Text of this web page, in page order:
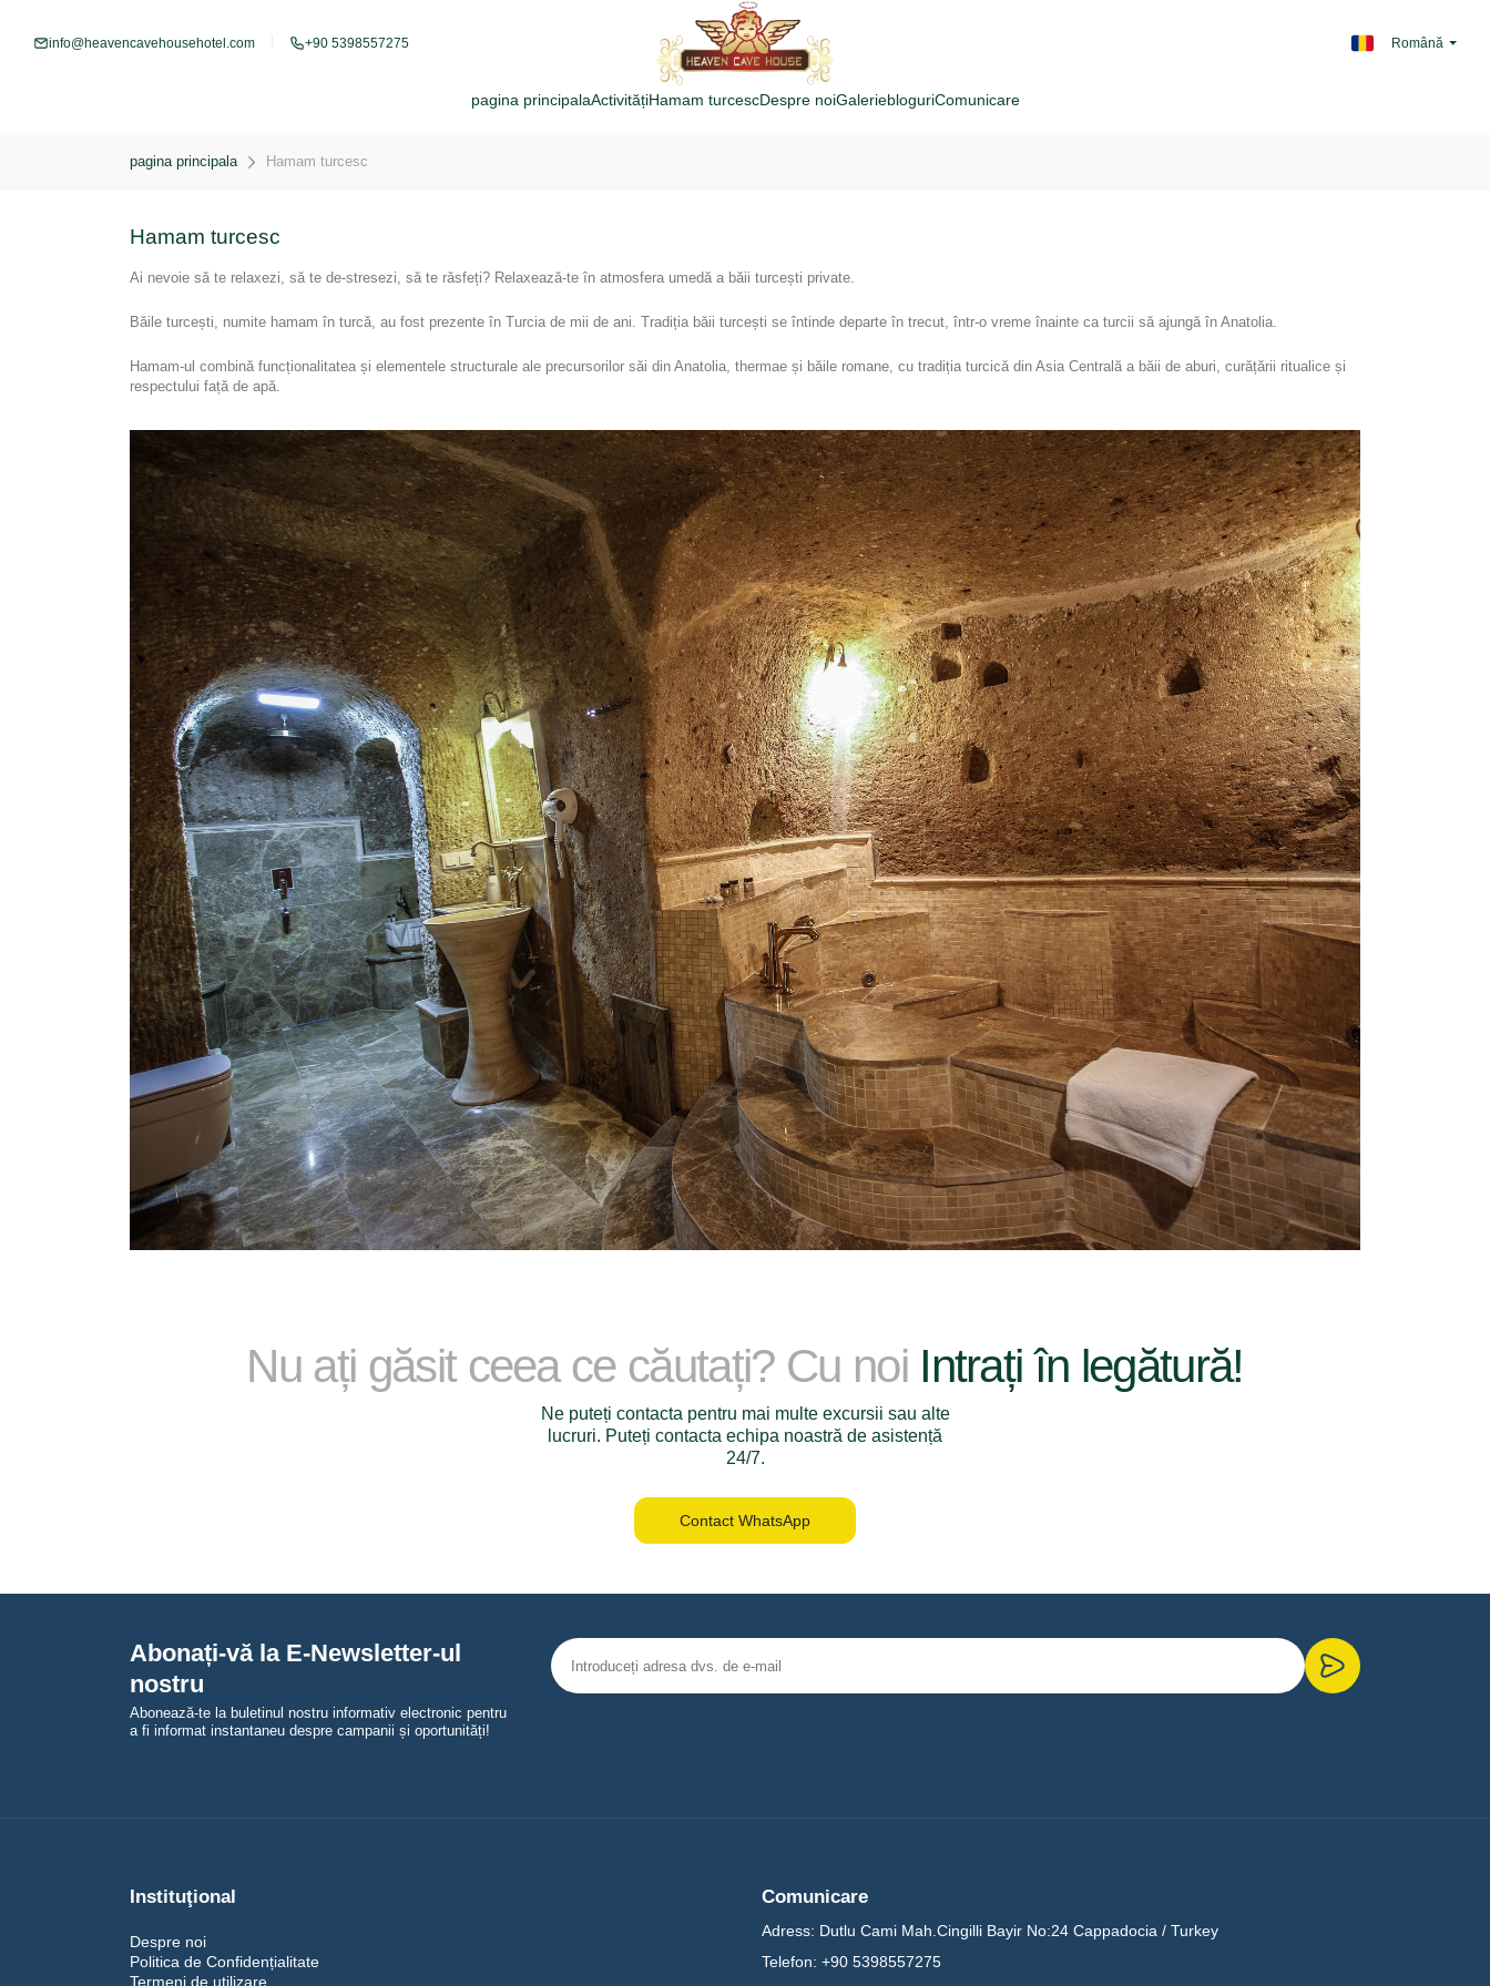
info@heavencavehousehotel.com +90 5398557275 Română
pagina principalaActivitățiHamam turcescDespre noiGaleriebloguriComunicare
pagina principala Hamam turcesc
Hamam turcesc
Ai nevoie să te relaxezi, să te de-stresezi, să te răsfeți? Relaxează-te în atmosfera umedă a băii turcești private.
Băile turcești, numite hamam în turcă, au fost prezente în Turcia de mii de ani. Tradiția băii turcești se întinde departe în trecut, într-o vreme înainte ca turcii să ajungă în Anatolia.
Hamam-ul combină funcționalitatea și elementele structurale ale precursorilor săi din Anatolia, thermae și băile romane, cu tradiția turcică din Asia Centrală a băii de aburi, curățării ritualice și
respectului față de apă.
Nu ați găsit ceea ce căutați? Cu noi Intrați în legătură!
Ne puteți contacta pentru mai multe excursii sau alte
lucruri. Puteți contacta echipa noastră de asistență
24/7.
Contact WhatsApp
Abonați-vă la E-Newsletter-ul
nostru
Abonează-te la buletinul nostru informativ electronic pentru
a fi informat instantaneu despre campanii și oportunități!
Instituţional
Despre noi
Politica de Confidențialitate
Termeni de utilizare
Comunicare
Adress: Dutlu Cami Mah.Cingilli Bayir No:24 Cappadocia / Turkey
Telefon: +90 5398557275